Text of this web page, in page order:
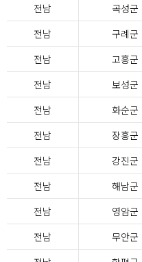
전남
곡성군
전남
구례군
전남
고흥군
전남
보성군
전남
화순군
전남
장흥군
전남
강진군
전남
해남군
전남
영암군
전남
무안군